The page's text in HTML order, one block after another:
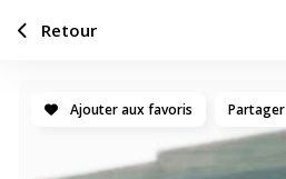
Ajouter aux favoris Partager
Retour